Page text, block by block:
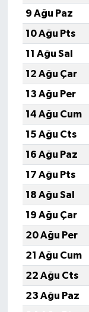
9 Ağu Paz
10 Ağu Pts
11 Ağu Sal
12 Ağu Çar
13 Ağu Per
14 Ağu Cum
15 Ağu Cts
16 Ağu Paz
17 Ağu Pts
18 Ağu Sal
19 Ağu Çar
20 Ağu Per
21 Ağu Cum
22 Ağu Cts
23 Ağu Paz